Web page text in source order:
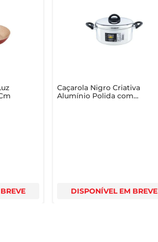
Caçarola Nigro Criativa
Alumínio Polida com
DISPONÍVEL EM BREVE